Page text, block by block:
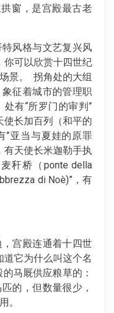
窗，是宫殿最古老
风格与文艺复兴风
可以欣赏十四世纪
景。 拐角处的大组
征着城市的管理职
有“所罗门的审判”
使长加百列（和平的
”亚当与夏娃的原罪
有天使长米迦勒手执
秆桥（ponte della
di Noè)”，有
宫殿连通着十四世
它为什么叫这个名
马厩供应粮草的：
的，但数量很少，
。